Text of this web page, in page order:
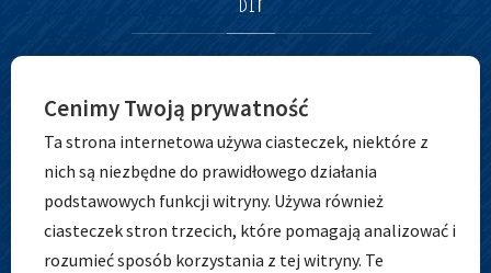
Cenimy Twoją prywatność
Ta strona internetowa używa ciasteczek, niektóre z
nich są niezbędne do prawidłowego działania
podstawowych funkcji witryny. Używa również
ciasteczek stron trzecich, które pomagają analizować i
rozumieć sposób korzystania z tej witryny. Te